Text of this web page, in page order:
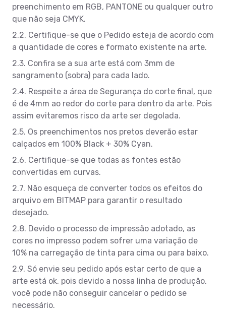
preenchimento em RGB, PANTONE ou qualquer outro
que não seja CMYK.
2.2. Certifique-se que o Pedido esteja de acordo com
a quantidade de cores e formato existente na arte.
2.3. Confira se a sua arte está com 3mm de
sangramento (sobra) para cada lado.
2.4. Respeite a área de Segurança do corte final, que
é de 4mm ao redor do corte para dentro da arte. Pois
assim evitaremos risco da arte ser degolada.
2.5. Os preenchimentos nos pretos deverão estar
calçados em 100% Black + 30% Cyan.
2.6. Certifique-se que todas as fontes estão
convertidas em curvas.
2.7. Não esqueça de converter todos os efeitos do
arquivo em BITMAP para garantir o resultado
desejado.
2.8. Devido o processo de impressão adotado, as
cores no impresso podem sofrer uma variação de
10% na carregação de tinta para cima ou para baixo.
2.9. Só envie seu pedido após estar certo de que a
arte está ok, pois devido a nossa linha de produção,
você pode não conseguir cancelar o pedido se
necessário.